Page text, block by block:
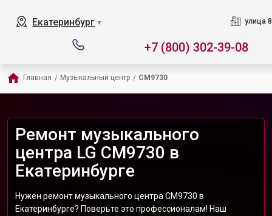
Екатеринбург ▼ улица
+7 (800) 302-39-08
Главная / Музыкальный центр / CM9730
Ремонт музыкального
центра LG CM9730 в
Екатеринбурге
Нужен ремонт музыкального центра CM9730 в
Екатеринбурге? Поверьте это профессионалам! Наш